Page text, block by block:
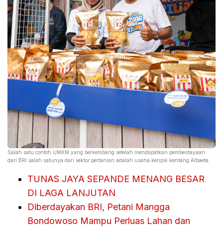
Salah satu contoh UMKM yang berkembang setelah mendapatkan pemberdayaan
dari BRI salah satunya dari sektor pertanian adalah usaha keripik kentang Albaeta
TUNAS JAYA SEPANDE MENANG BESAR
DI LAGA LANJUTAN
Diberdayakan BRI, Petani Mangga
Bondowoso Mampu Perluas Lahan dan